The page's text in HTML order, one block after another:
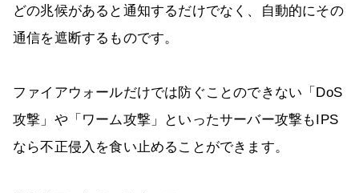
どの兆候があると通知するだけでなく、自動的にその
通信を遮断するものです。
ファイアウォールだけでは防ぐことのできない「DoS
攻撃」や「ワーム攻撃」といったサーバー攻撃もIPS
なら不正侵入を食い止めることができます。